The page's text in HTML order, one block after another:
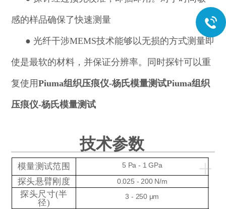
感的样品确保了快速测量
●光纤干涉MEMS技术能够以无损的方式测量即
使是最软的材料，并保证分辨率。同时探针可以重
复使用Piuma组织压痕仪-杨氏模量测试Piuma组织
压痕仪-杨氏模量测试
技术参数
+
模量测试范围 5 Pa - 1 GPa
探头悬臂刚度 0.025 - 200 N/m
探头尺寸(半
径)
3 - 250 μm